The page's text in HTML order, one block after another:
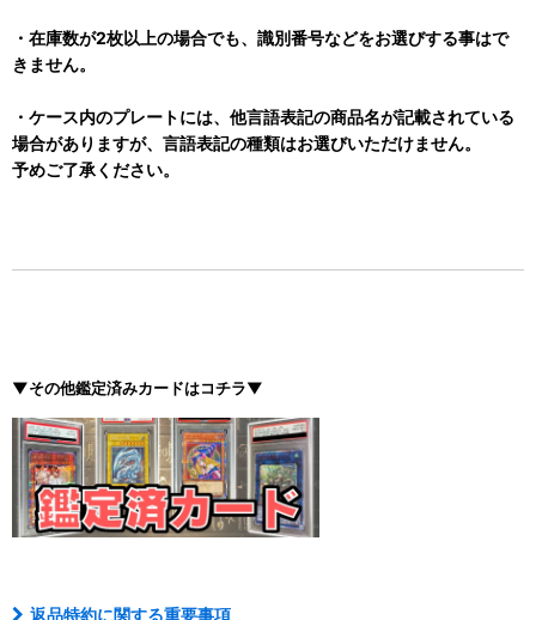
・在庫数が2枚以上の場合でも、識別番号などをお選びする事はで
きません。
・ケース内のプレートには、他言語表記の商品名が記載されている
場合がありますが、言語表記の種類はお選びいただけません。
予めご了承ください。
▼その他鑑定済みカードはコチラ▼
返品特約に関する重要事項